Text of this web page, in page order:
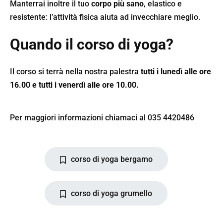
Manterrai inoltre il tuo corpo più sano, elastico e
resistente: l’attività fisica aiuta ad invecchiare meglio.
Quando il corso di yoga?
Il corso si terrà nella nostra palestra tutti i lunedì alle ore
16.00 e tutti i venerdì alle ore 10.00.
Per maggiori informazioni chiamaci al 035 4420486
corso di yoga bergamo
corso di yoga grumello